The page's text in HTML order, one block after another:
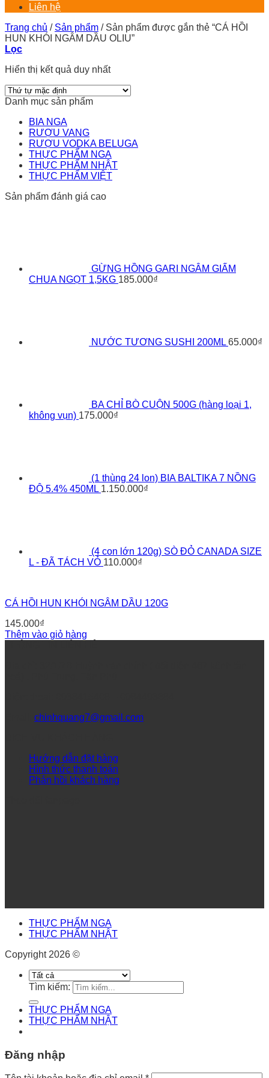
Liên hệ
Trang chủ / Sản phẩm /Sản phẩm được gắn thẻ “CÁ HỒI
HUN KHÓI NGÂM DẦU OLIU”
Lọc
Hiển thị kết quả duy nhất
Danh mục sản phẩm
BIA NGA
RƯỢU VANG
RƯỢU VODKA BELUGA
THỰC PHẨM NGA
THỰC PHẨM NHẬT
THỰC PHẨM VIỆT
Sản phẩm đánh giá cao
GỪNG HỒNG GARI NGÂM GIẤM
CHUA NGỌT 1,5KG 185.000₫
NƯỚC TƯƠNG SUSHI 200ML 65.000₫
BA CHỈ BÒ CUỘN 500G (hàng loại 1,
không vụn) 175.000₫
(1 thùng 24 lon) BIA BALTIKA 7 NỒNG
ĐỘ 5.4% 450ML 1.150.000₫
(4 con lớn 120g) SÒ ĐỎ CANADA SIZE
L - ĐÃ TÁCH VỎ 110.000₫
CÁ HỒI HUN KHÓI NGÂM DẦU 120G
145.000₫
Thêm vào giỏ hàng
chinhquang7@gmail.com
Hướng dẫn đặt hàng
Hình thức thanh toán
Phản hồi khách hàng
THỰC PHẨM NGA
THỰC PHẨM NHẬT
Copyright 2026 ©
Tìm kiếm:
THỰC PHẨM NGA
THỰC PHẨM NHẬT
Đăng nhập